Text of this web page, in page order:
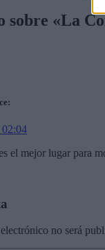
sobre «La
02:04
el mejor lugar para
no será